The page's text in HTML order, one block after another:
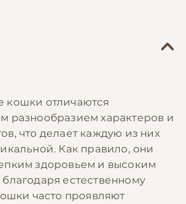
кошки отличаются
разнообразием характеров и
что делает каждую из них
Как правило, они
здоровьем и высоким
естественному
часто проявляют